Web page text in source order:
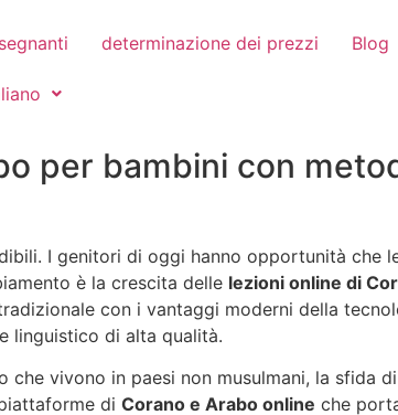
determinazione dei prezzi Blog
per bambini con
I genitori di oggi hanno opportunità che
è la crescita delle lezioni online di
con i vantaggi moderni della
linguistico di alta qualità.
vivono in paesi non musulmani, la sfida
di Corano e Arabo online che